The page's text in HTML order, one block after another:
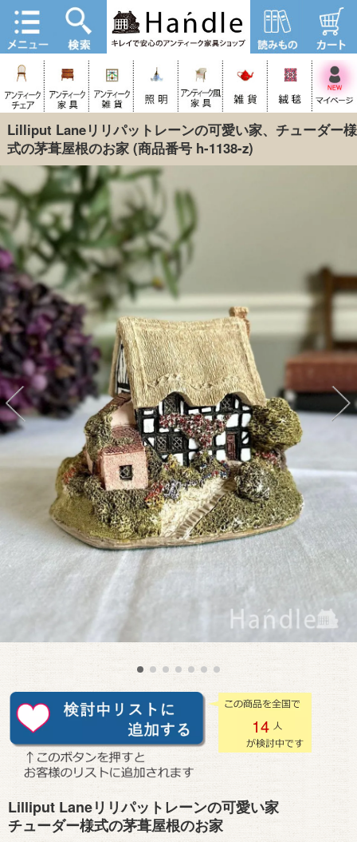
Lilliput Laneリリパットレーンの可愛い家、チューダー様
式の茅葺屋根のお家(商品番号 h-1138-z)
14
Lilliput Laneリリパットレーンの可愛い家
チューダー様式の茅葺屋根のお家